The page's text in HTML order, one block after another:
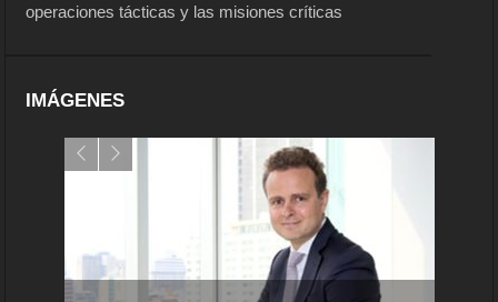
operaciones tácticas y las misiones críticas
IMÁGENES